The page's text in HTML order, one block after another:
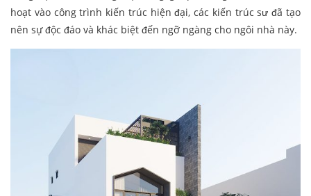
hoạt vào công trình kiến trúc hiện đại, các kiến trúc sư đã tạo
nên sự độc đáo và khác biệt đến ngỡ ngàng cho ngôi nhà này.